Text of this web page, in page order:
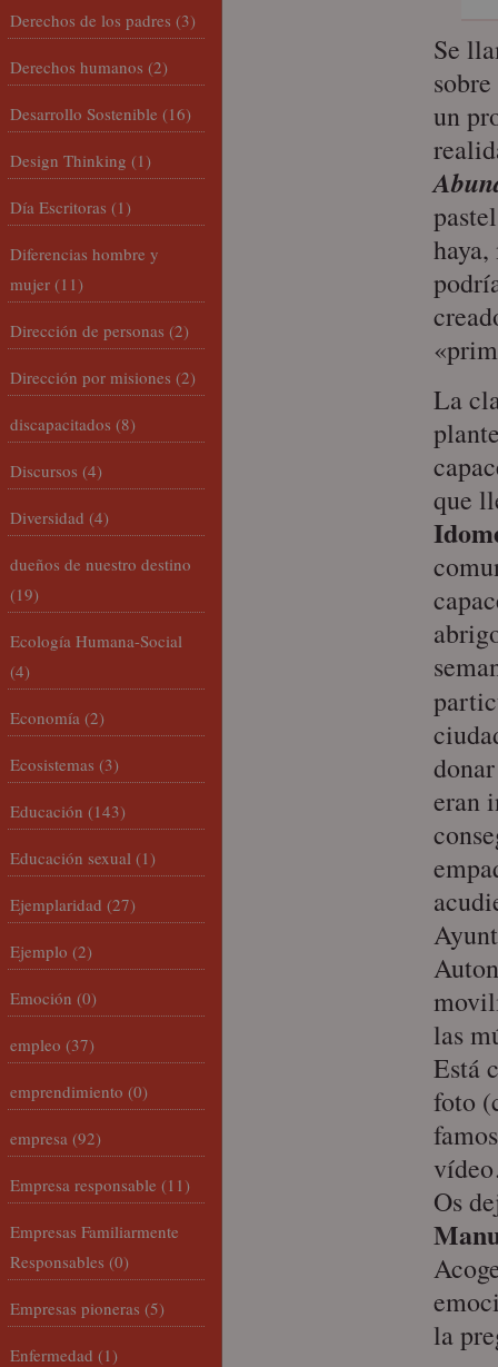
Se
un
La
que
eran
las
Está
foto
Os
la
Derechos de los padres (3)
Derechos humanos (2)
Desarrollo Sostenible (16)
Design Thinking (1)
Día Escritoras (1)
Diferencias hombre y
mujer (11)
Dirección de personas (2)
Dirección por misiones (2)
discapacitados (8)
Discursos (4)
Diversidad (4)
dueños de nuestro destino
(19)
Ecología Humana-Social
(4)
Economía (2)
Ecosistemas (3)
Educación (143)
Educación sexual (1)
Ejemplaridad (27)
Ejemplo (2)
Emoción (0)
empleo (37)
emprendimiento (0)
empresa (92)
Empresa responsable (11)
Empresas Familiarmente
Responsables (0)
Empresas pioneras (5)
Enfermedad (1)